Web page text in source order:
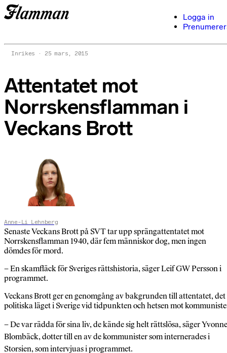
Logga in
Inrikes 25 mars, 2015
Attentatet mot
Norrskensflamman i
Veckans Brott
Anne-Li Lehnberg
Senaste Veckans Brott på SVT tar upp sprängattentatet mot
Norrskensflamman 1940, där fem människor dog, men ingen
dömdes för mord.
– En skamfläck för Sveriges rättshistoria, säger Leif GW Persson i
programmet.
Veckans Brott ger en genomgång av bakgrunden till attentatet, det
politiska läget i Sverige vid tidpunkten och hetsen mot
– De var rädda för sina liv, de kände sig helt rättslösa, säger Yvonne
Blombäck, dotter till en av de kommunister som internerades i
Storsien, som intervjuas i programmet.